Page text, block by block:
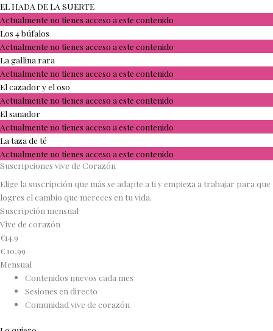
EL HADA DE LA SUERTE
Actualmente no tienes acceso a este contenido
Los 4 búfalos
Actualmente no tienes acceso a este contenido
La gallina rara
Actualmente no tienes acceso a este contenido
El cazador y el oso
Actualmente no tienes acceso a este contenido
El sanador
Actualmente no tienes acceso a este contenido
La taza de té
Actualmente no tienes acceso a este contenido
Suscripciones vive de Corazón
Elige la suscripción que más se adapte a ti y empieza a trabajar para que
logres el cambio que mereces en tu vida.
Suscripción mensual
Vive de corazón
€14.9
€10,99
Mensual
Contenidos nuevos cada mes
Sesiones en directo
Comunidad vive de corazón